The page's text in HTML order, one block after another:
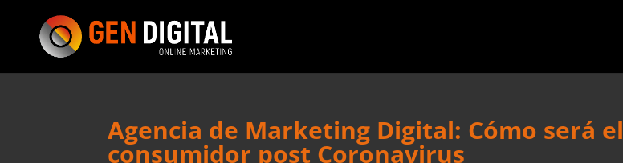
Agencia de Marketing Digital: Cómo será el
consumidor post Coronavirus